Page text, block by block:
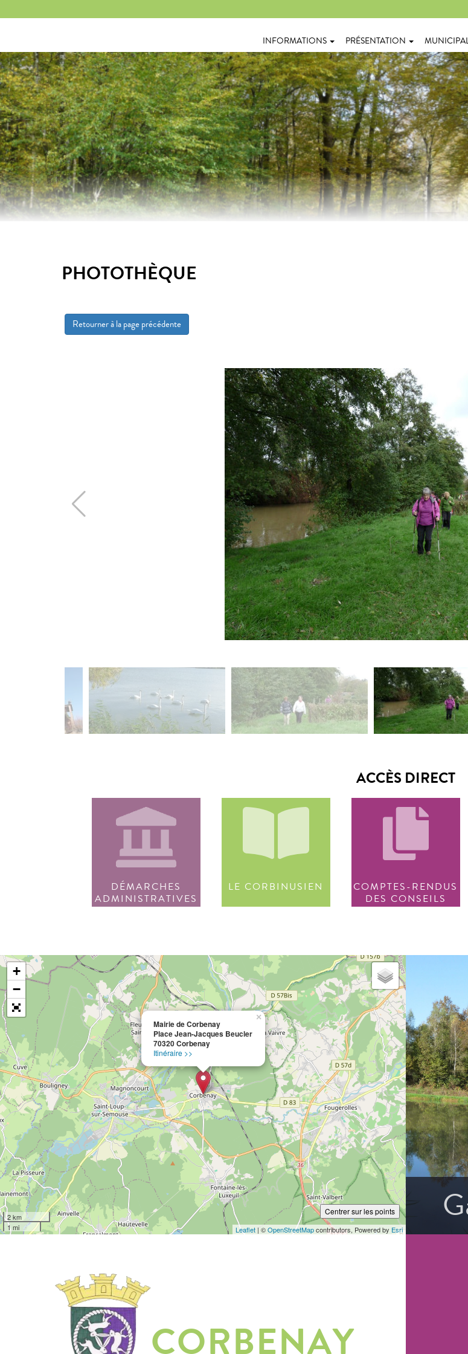
INFORMATIONS PRÉSENTATION
PHOTOTHÈQUE
Retourner à la page précédente
ACCÈS DIRECT
DÉMARCHES
ADMINISTRATIVES
LE CORBINUSIEN
COMPTES-RENDUS
DES CONSEILS
Mairie de Corbenay
Place Jean-Jacques Beucler
70320 Corbenay
Itinéraire >>
×
+
−
2 km
1 mi
Centrer sur les points
Leaflet | ©OpenStreetMapcontributors, Powered by Esri
CORBENAY